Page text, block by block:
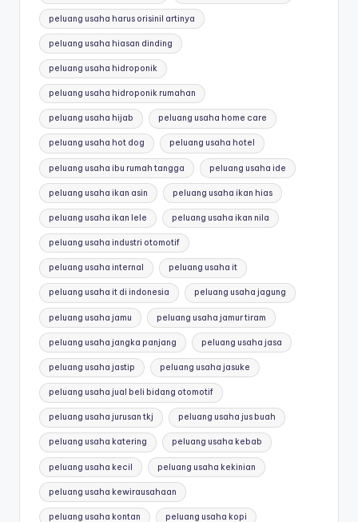
peluang usaha harus orisinil artinya
peluang usaha hiasan dinding
peluang usaha hidroponik
peluang usaha hidroponik rumahan
peluang usaha hijab peluang usaha home care
peluang usaha hot dog peluang usaha hotel
peluang usaha ibu rumah tangga peluang usaha ide
peluang usaha ikan asin peluang usaha ikan hias
peluang usaha ikan lele peluang usaha ikan nila
peluang usaha industri otomotif
peluang usaha internal peluang usaha it
peluang usaha it di indonesia peluang usaha jagung
peluang usaha jamu peluang usaha jamur tiram
peluang usaha jangka panjang peluang usaha jasa
peluang usaha jastip peluang usaha jasuke
peluang usaha jual beli bidang otomotif
peluang usaha jurusan tkj peluang usaha jus buah
peluang usaha katering peluang usaha kebab
peluang usaha kecil peluang usaha kekinian
peluang usaha kewirausahaan
peluang usaha kontan peluang usaha kopi